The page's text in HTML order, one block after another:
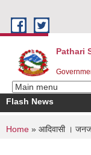
Pathari
Flash News
You are
Home » आदिवासी ।